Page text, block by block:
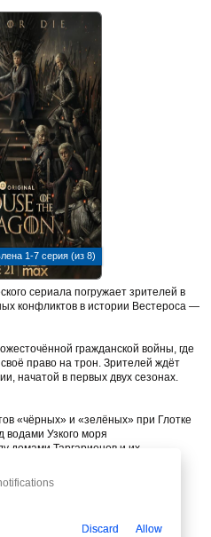
1-7 серия (из 8)
сериала погружает зрителей в
конфликтов в истории Вестероса —
гражданской войны, где
право на трон. Зрителей ждёт
начатой в первых двух сезонах.
«чёрных» и «зелёных» при Глотке
водами Узкого моря
домами Таргариенов и их
игры влиятельных лордов и леди
новых угроз
Discard Allow